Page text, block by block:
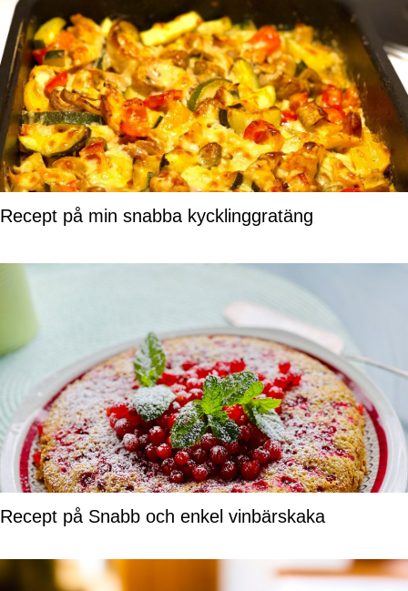
Recept på min snabba kycklinggratäng
Recept på Snabb och enkel vinbärskaka